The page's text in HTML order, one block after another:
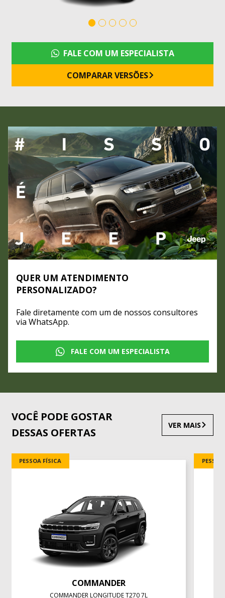
COMPARAR VERSÕES
FALE COM UM ESPECIALISTA
QUER UM ATENDIMENTO
PERSONALIZADO?
Fale diretamente com um de nossos consultores
via WhatsApp.
FALE COM UM ESPECIALISTA
VOCÊ PODE GOSTAR
DESSAS OFERTAS
VER MAIS
COMMANDER
COMMANDER LONGITUDE T270 7L
PESSOA FÍSICA